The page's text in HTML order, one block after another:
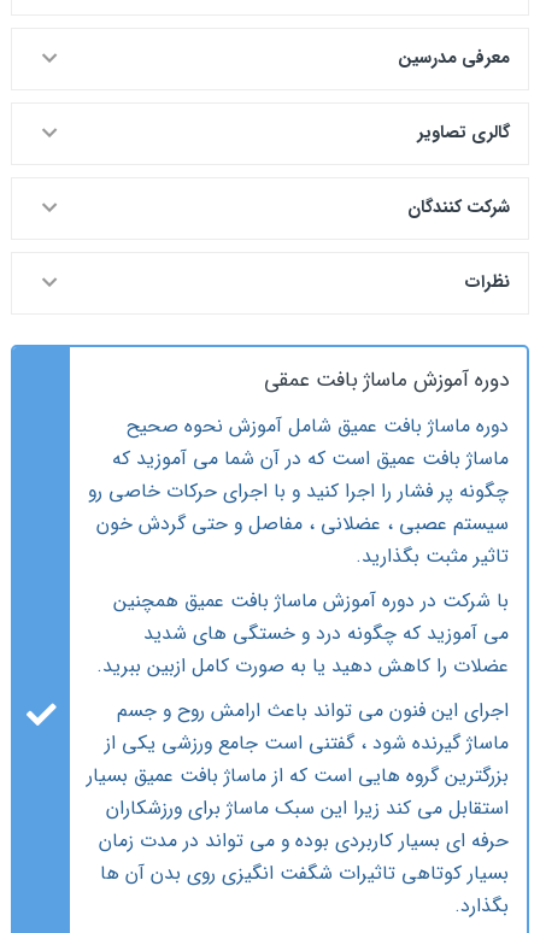
معرفی مدرسین
گالری تصاویر
شرکت کنندگان
نظرات
دوره آموزش ماساژ بافت عمقی
دوره ماساژ بافت عمیق شامل آموزش نحوه صحیح
ماساژ بافت عمیق است که در آن شما می آموزید که
چگونه پر فشار را اجرا کنید و با اجرای حرکات خاصی رو
سیستم عصبی ، عضلانی ، مفاصل و حتی گردش خون
تاثیر مثبت بگذارید.
با شرکت در دوره آموزش ماساژ بافت عمیق همچنین
می آموزید که چگونه درد و خستگی های شدید
عضلات را کاهش دهید یا به صورت کامل ازبین ببرید.
اجرای این فنون می تواند باعث ارامش روح و جسم
ماساژ گیرنده شود ، گفتنی است جامع ورزشی یکی از
بزرگترین گروه هایی است که از ماساژ بافت عمیق بسیار
استقابل می کند زیرا این سبک ماساژ برای ورزشکاران
حرفه ای بسیار کاربردی بوده و می تواند در مدت زمان
بسیار کوتاهی تاثیرات شگفت انگیزی روی بدن آن ها
بگذارد.